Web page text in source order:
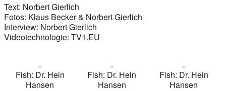
Text: Norbert Gierlich
Fotos: Klaus Becker & Norbert Gierlich
Interview: Norbert Gierlich
Videotechnologie: TV1.EU
Fish: Dr. Hein
Hansen
Fish: Dr. Hein
Hansen
Fish: Dr. Hein
Hansen